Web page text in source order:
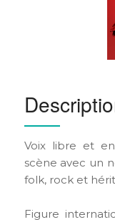
Voix libre et
scène avec un
folk, rock et
Figure